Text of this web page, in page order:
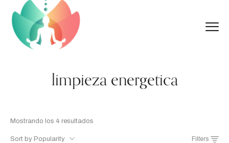
limpieza energetica
Mostrando los 4 resultados
Sort by Popularity Filters